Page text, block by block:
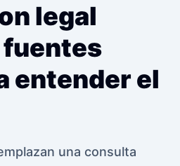
legal
fuentes
entender el
una consulta